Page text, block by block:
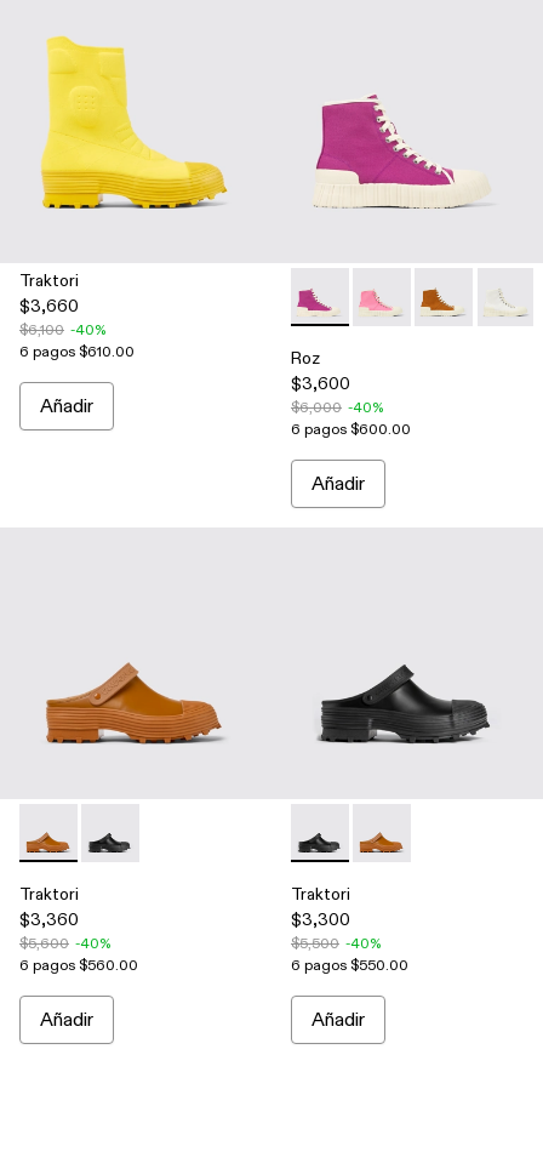
Traktori
$3,660
$6,100 -40%
6 pagos $610.00
Añadir
Roz - A700002-006 - Purple
Roz - A700002-004
Roz - Roz -
Roz
$3,600
$6,000 -40%
6 pagos $600.00
Añadir
Traktori - A500006-002 - Brown
Traktori - A500006-001 - Black
Traktori
$3,360
$5,600 -40%
6 pagos $560.00
Añadir
Traktori - A500006-001 -
Traktori - A500006-
Traktori
$3,300
$5,500 -40%
6 pagos $550.00
Añadir